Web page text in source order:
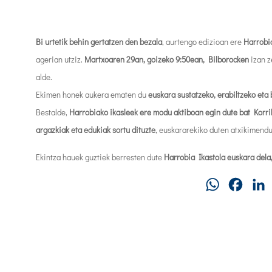
Bi urtetik behin gertatzen den bezala, aurtengo edizioan ere
agerian utziz. Martxoaren 29an, goizeko 9:50ean, Bilborocken izan
alde.
Ekimen honek aukera ematen dueuskara sustatzeko, erabiltzeko eta
Bestalde, Harrobiako ikasleek ere modu aktiboan egin dute bat
argazkiak eta edukiak sortu dituzte, euskararekiko duten
Ekintza hauek guztiek berresten dute Harrobia Ikastola euskara
WhatsApp